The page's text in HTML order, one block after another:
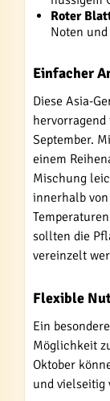
Roter
Noten
Einfacher
Diese Asia-
September.
einem
Mischung
innerhalb
sollten die
vereinzelt
Flexible
Ein
Möglichkeit
Oktober
und vielseitig